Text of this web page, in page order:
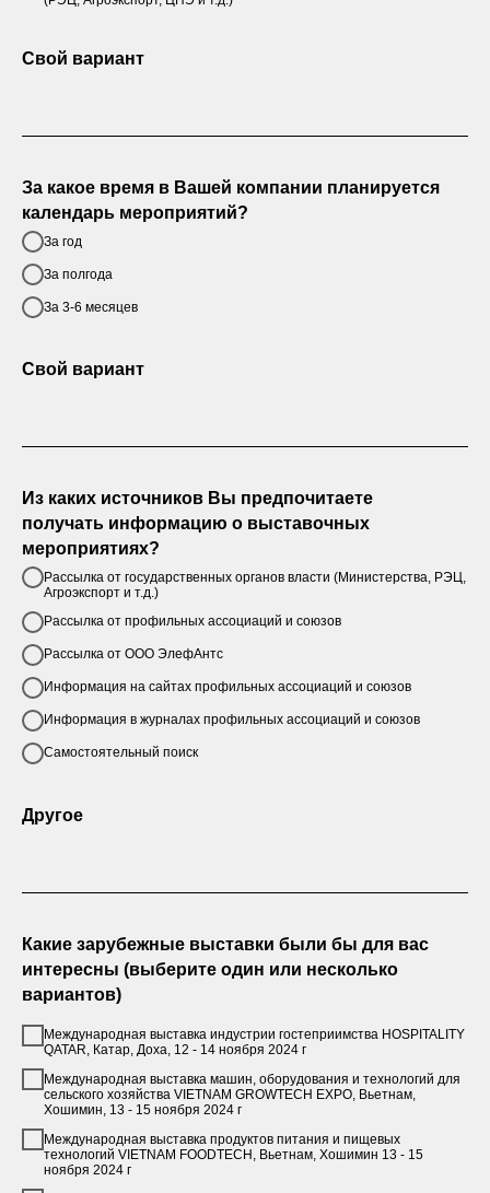
Свой вариант
За какое время в Вашей компании планируется
календарь мероприятий?
За год
За полгода
За 3-6 месяцев
Свой вариант
Из каких источников Вы предпочитаете
получать информацию о выставочных
мероприятиях?
Рассылка от государственных органов власти (Министерства, РЭЦ,
Агроэкспорт и т.д.)
Рассылка от профильных ассоциаций и союзов
Рассылка от ООО ЭлефАнтс
Информация на сайтах профильных ассоциаций и союзов
Информация в журналах профильных ассоциаций и союзов
Самостоятельный поиск
Другое
Какие зарубежные выставки были бы для вас
интересны (выберите один или несколько
вариантов)
Международная выставка индустрии гостеприимства HOSPITALITY
QATAR, Катар, Доха, 12 - 14 ноября 2024 г
Международная выставка машин, оборудования и технологий для
сельского хозяйства VIETNAM GROWTECH EXPO, Вьетнам,
Хошимин, 13 - 15 ноября 2024 г
Международная выставка продуктов питания и пищевых
технологий VIETNAM FOODTECH, Вьетнам, Хошимин 13 - 15
ноября 2024 г